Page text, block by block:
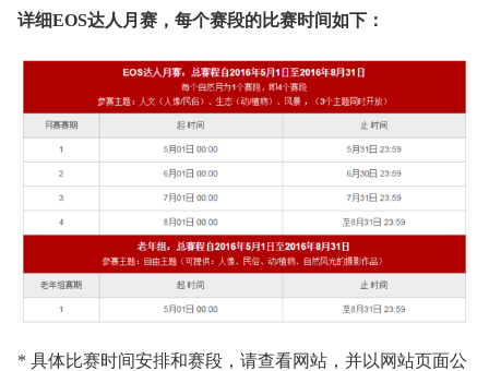
详细EOS达人月赛，每个赛段的比赛时间如下：
* 具体比赛时间安排和赛段，请查看网站，并以网站页面公